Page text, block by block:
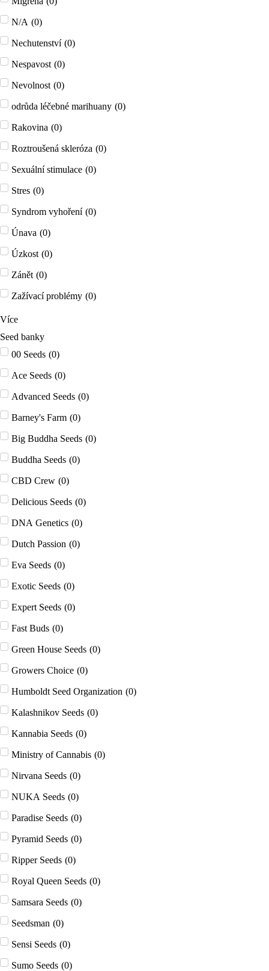
N/A (0)
Nechutenství (0)
Nespavost (0)
Nevolnost (0)
odrůda léčebné marihuany (0)
Rakovina (0)
Roztroušená skleróza (0)
Sexuální stimulace (0)
Stres (0)
Syndrom vyhoření (0)
Únava (0)
Úzkost (0)
Zánět (0)
Zažívací problémy (0)
Více
Seed banky
00 Seeds (0)
Ace Seeds (0)
Advanced Seeds (0)
Barney's Farm (0)
Big Buddha Seeds (0)
Buddha Seeds (0)
CBD Crew (0)
Delicious Seeds (0)
DNA Genetics (0)
Dutch Passion (0)
Eva Seeds (0)
Exotic Seeds (0)
Expert Seeds (0)
Fast Buds (0)
Green House Seeds (0)
Growers Choice (0)
Humboldt Seed Organization (0)
Kalashnikov Seeds (0)
Kannabia Seeds (0)
Ministry of Cannabis (0)
Nirvana Seeds (0)
NUKA Seeds (0)
Paradise Seeds (0)
Pyramid Seeds (0)
Ripper Seeds (0)
Royal Queen Seeds (0)
Samsara Seeds (0)
Seedsman (0)
Sensi Seeds (0)
Sumo Seeds (0)